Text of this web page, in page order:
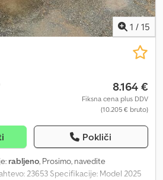
1 / 15
8.164 €
Fiksna cena plus DDV
(10.205 € bruto)
Pokliči
rabljeno, Prosimo, navedite
23653 Specifikacije: Model 2025